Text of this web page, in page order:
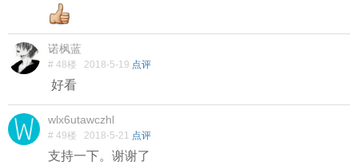
诺枫蓝
# 48楼 2018-5-19 点评
好看
wlx6utawczhl
# 49楼 2018-5-21 点评
支持一下。谢谢了